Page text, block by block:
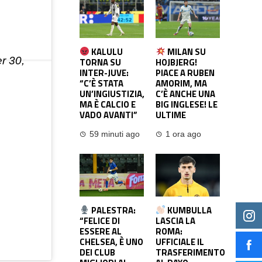
30,
KALULU
TORNA SU
INTER-JUVE:
“C’È STATA
UN’INGIUSTIZIA,
MA È CALCIO E
VADO AVANTI”
59 minuti ago
MILAN SU
HOJBJERG!
PIACE A RUBEN
AMORIM, MA
C’È ANCHE UNA
BIG INGLESE! LE
ULTIME
1 ora ago
PALESTRA:
“FELICE DI
ESSERE AL
CHELSEA, È UNO
DEI CLUB
KUMBULLA
LASCIA LA
ROMA:
UFFICIALE IL
TRASFERIMENTO